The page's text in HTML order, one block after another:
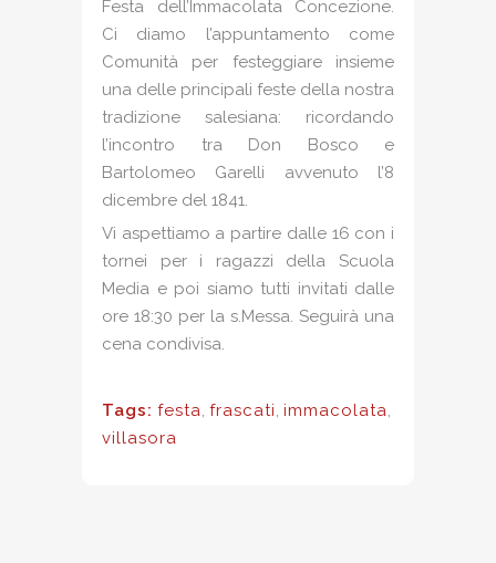
Festa dell’Immacolata Concezione.
Ci diamo l’appuntamento come
Comunità per festeggiare insieme
una delle principali feste della nostra
tradizione salesiana: ricordando
l’incontro tra Don Bosco e
Bartolomeo Garelli avvenuto l’8
dicembre del 1841.
Vi aspettiamo a partire dalle 16 con i
tornei per i ragazzi della Scuola
Media e poi siamo tutti invitati dalle
ore 18:30 per la s.Messa. Seguirà una
cena condivisa.
Tags: festa, frascati, immacolata,
villasora